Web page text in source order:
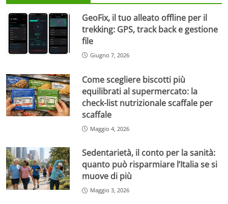
GeoFix, il tuo alleato offline per il
trekking: GPS, track back e gestione
file
Giugno 7, 2026
Come scegliere biscotti più
equilibrati al supermercato: la
check-list nutrizionale scaffale per
scaffale
Maggio 4, 2026
Sedentarietà, il conto per la sanità:
quanto può risparmiare l’Italia se si
muove di più
Maggio 3, 2026